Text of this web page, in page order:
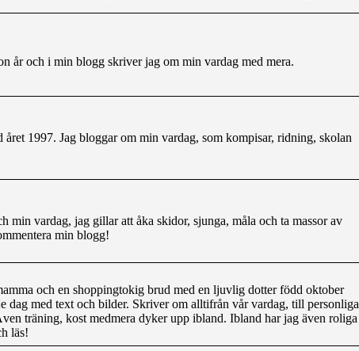
år och i min blogg skriver jag om min vardag med mera.
året 1997. Jag bloggar om min vardag, som kompisar, ridning, skolan
min vardag, jag gillar att åka skidor, sjunga, måla och ta massor av
min blogg!
och en shoppingtokig brud med en ljuvlig dotter född oktober
dag med text och bilder. Skriver om alltifrån vår vardag, till personliga
träning, kost medmera dyker upp ibland. Ibland har jag även roliga
läs!